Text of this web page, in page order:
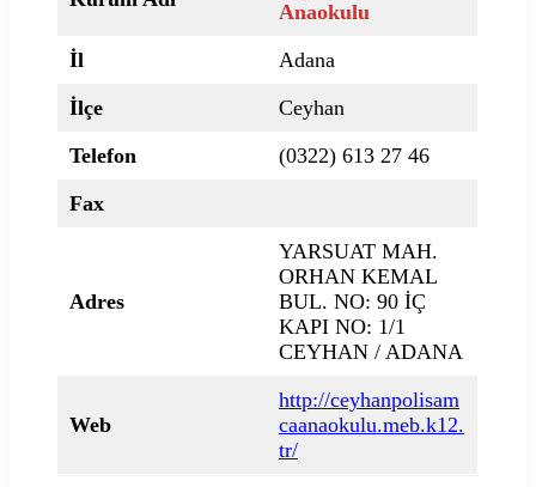
Anaokulu
İl
Adana
İlçe
Ceyhan
Telefon
(0322) 613 27 46
Fax
Adres
YARSUAT MAH.
ORHAN KEMAL
BUL. NO: 90 İÇ
KAPI NO: 1/1
CEYHAN / ADANA
Web
http://ceyhanpolisam
caanaokulu.meb.k12.
tr/